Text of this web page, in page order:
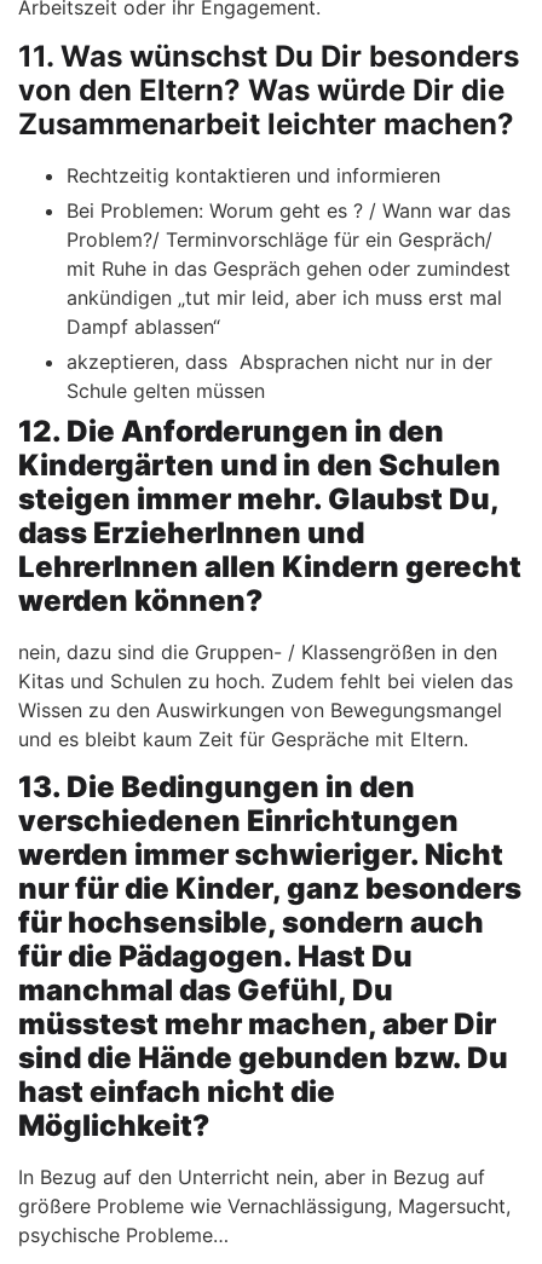
Arbeitszeit oder ihr Engagement.
11. Was wünschst Du Dir besonders
von den Eltern? Was würde Dir die
Zusammenarbeit leichter machen?
Rechtzeitig kontaktieren und informieren
Bei Problemen: Worum geht es ? / Wann war das
Problem?/ Terminvorschläge für ein Gespräch/
mit Ruhe in das Gespräch gehen oder zumindest
ankündigen „tut mir leid, aber ich muss erst mal
Dampf ablassen“
akzeptieren, dass Absprachen nicht nur in der
Schule gelten müssen
12. Die Anforderungen in den
Kindergärten und in den Schulen
steigen immer mehr. Glaubst Du,
dass ErzieherInnen und
LehrerInnen allen Kindern gerecht
werden können?
nein, dazu sind die Gruppen- / Klassengrößen in den
Kitas und Schulen zu hoch. Zudem fehlt bei vielen das
Wissen zu den Auswirkungen von Bewegungsmangel
und es bleibt kaum Zeit für Gespräche mit Eltern.
13. Die Bedingungen in den
verschiedenen Einrichtungen
werden immer schwieriger. Nicht
nur für die Kinder, ganz besonders
für hochsensible, sondern auch
für die Pädagogen. Hast Du
manchmal das Gefühl, Du
müsstest mehr machen, aber Dir
sind die Hände gebunden bzw. Du
hast einfach nicht die
Möglichkeit?
In Bezug auf den Unterricht nein, aber in Bezug auf
größere Probleme wie Vernachlässigung, Magersucht,
psychische Probleme…